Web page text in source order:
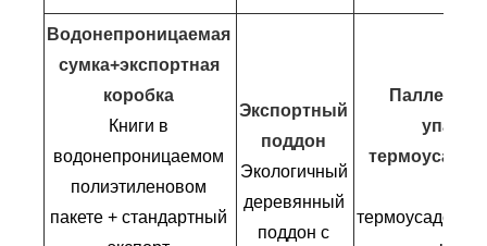
Водонепроницаемая
сумка+экспортная
коробка
Книги в
водонепроницаемом
полиэтиленовом
пакете + стандартный
Экспортный
поддон
Экологичный
деревянный
поддон с